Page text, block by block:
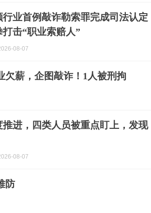
业首例敲诈勒索罪完成司法认定
击“职业索赔人”
08-07
欠薪，企图敲诈！1人被刑拘
进，四类人员被重点盯上，发现
08-07
防